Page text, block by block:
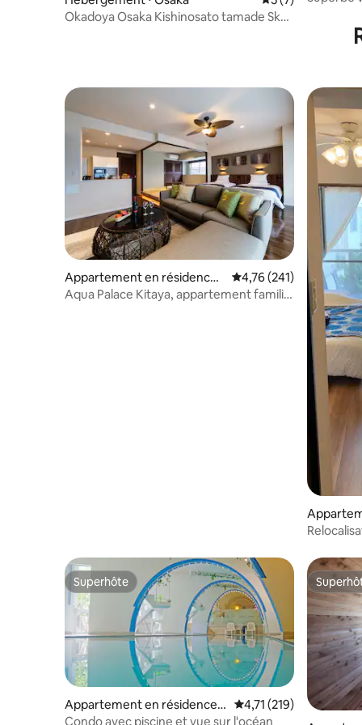
Okadoya Osaka Kishinosato tamade Sky
Appartement en résidence ⋅
Chatan
Évaluation moyenne
4,76 (241)
Aqua Palace Kitaya, appartement familial
otobu
Superhôte
Superhôte
Appartement en résidence ⋅
Yomitan
Évaluation moyenne
4,71 (219)
Condo avec piscine et vue sur l'océan